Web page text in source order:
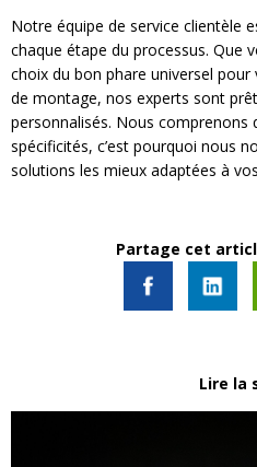
Notre équipe de service clientèle
chaque étape du processus. Que
choix du bon phare universel
de montage, nos experts sont
personnalisés. Nous comprenons
spécificités, c’est pourquoi nous
solutions les mieux adaptées à
Partage cet
Lire la